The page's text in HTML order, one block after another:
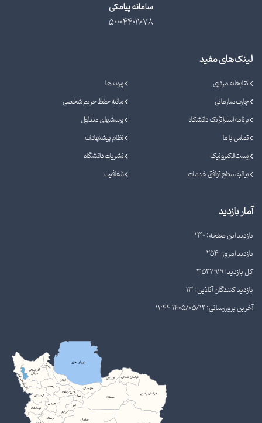
سامانه پیامکی
500044011078
لینک‌های مفید
کتابخانه مرکزی
پیوندها
چارت سازمانی
بیانیه حفظ حریم شخصی
برنامه استراتژیک دانشگاه
پرسشهای متداول
تماس با ما
نظام پیشنهادات
پست الکترونیک
نشریات دانشگاه
بیانیه سطح توافق خدمات
شفافیت
آمار بازدید
بازدید این صفحه: 130
بازدید امروز: 254
کل بازدید: 3527919
بازدید کنندگان آنلاین: 13
آخرین بروزرسانی: 1405/05/12 11:44